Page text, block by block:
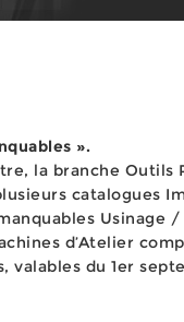
».
la branche Outils
catalogues
Usinage
d’Atelier
valables du 1er